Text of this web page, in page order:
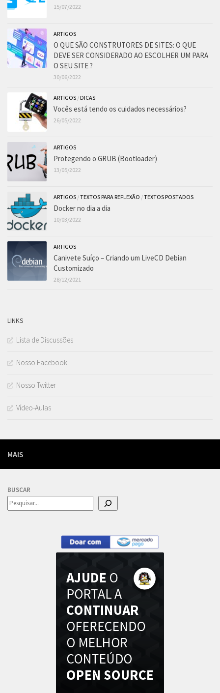
15/07/2022
ARTIGOS
O QUE SÃO CONSTRUTORES DE SITES: O QUE
DEVE SER CONSIDERADO AO ESCOLHER UM PARA
O SEU SITE ?
30/06/2022
ARTIGOS /DICAS
Vocês está tendo os cuidados necessários?
26/05/2022
ARTIGOS
Protegendo o GRUB (Bootloader)
13/05/2022
ARTIGOS /TEXTOS PARA REFLEXÃO /TEXTOS POSTADOS
Docker no dia a dia
10/03/2022
ARTIGOS
Canivete Suíço – Criando um LiveCD Debian
Customizado
28/12/2021
LINKS
Lista de Discussões
Nosso Facebook
Nosso Twitter
Vídeo-Aulas
MAIS
BUSCAR